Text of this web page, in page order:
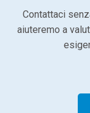
Contattaci
aiuteremo a